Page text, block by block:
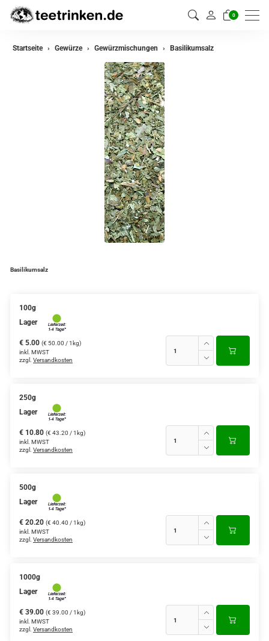
0
zurück
Startseite Gewürze Gewürzmischungen Basilikumsalz
Basilikumsalz
100g
Lager
€ 5.00 (€ 50.00 / 1kg)
inkl. MWST
zzgl. Versandkosten
250g
Lager
€ 10.80 (€ 43.20 / 1kg)
inkl. MWST
zzgl. Versandkosten
500g
Lager
€ 20.20 (€ 40.40 / 1kg)
inkl. MWST
zzgl. Versandkosten
1000g
Lager
€ 39.00 (€ 39.00 / 1kg)
inkl. MWST
zzgl. Versandkosten